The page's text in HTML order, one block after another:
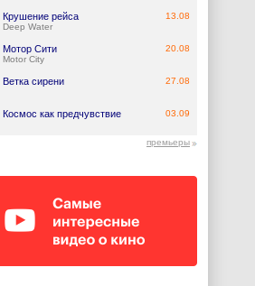
Крушение рейса
Deep Water
13.08
Мотор Сити
Motor City
20.08
Ветка сирени 27.08
Космос как предчувствие 03.09
премьеры